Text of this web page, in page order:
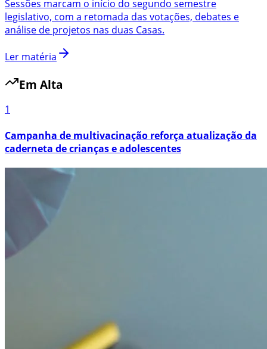
Sessões marcam o início do segundo semestre
legislativo, com a retomada das votações, debates e
análise de projetos nas duas Casas.
Ler matéria
Em Alta
1
Campanha de multivacinação reforça atualização da
caderneta de crianças e adolescentes